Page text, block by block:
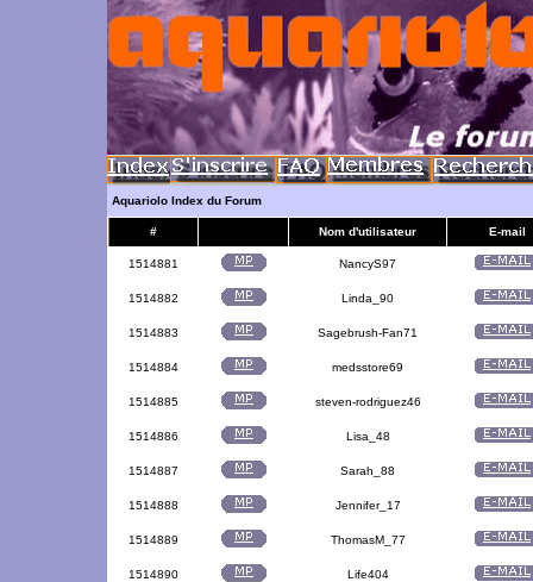
Aquariolo Index du Forum
# Nom d'utilisateur E-mail
1514881 NancyS97
1514882 Linda_90
1514883 Sagebrush-Fan71
1514884 medsstore69
1514885 steven-rodriguez46
1514886 Lisa_48
1514887 Sarah_88
1514888 Jennifer_17
1514889 ThomasM_77
1514890 Life404